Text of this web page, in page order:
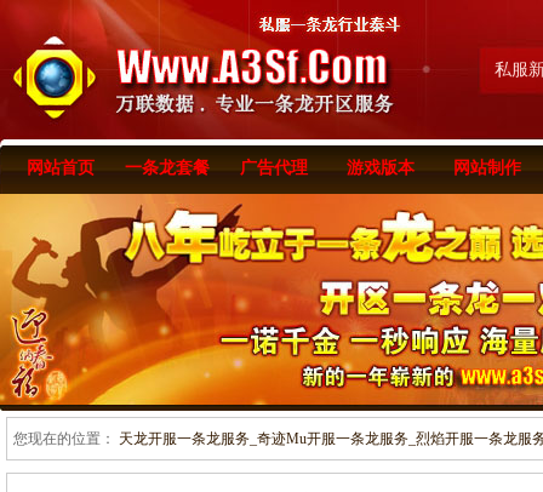
私服
网站首页 一条龙套餐 广告代理 游戏版本 网站制作
您现在的位置： 天龙开服一条龙服务_奇迹Mu开服一条龙服务_烈焰开服一条龙服